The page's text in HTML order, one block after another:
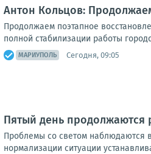
Антон Кольцов:
Продолжаем поэтапное
полной стабилизации работы
МАРИУПОЛЬ Сегодня, 09:05
Пятый день продолжаются
Проблемы со светом наблюдаются
нормализации ситуации